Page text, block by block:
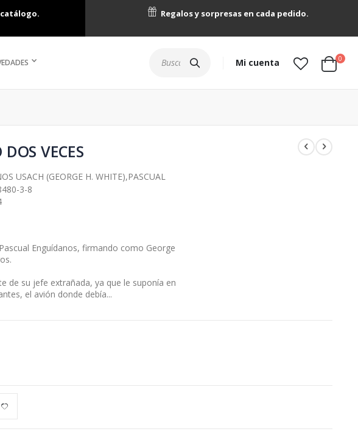
Regalos y sorpresas en cada pedido.
Mi cuenta Cart
0
VECES
USACH (GEORGE H. WHITE),PASCUAL
3-8
Enguídanos, firmando como George
de su jefe extrañada, ya que le suponía en
el avión donde debía...